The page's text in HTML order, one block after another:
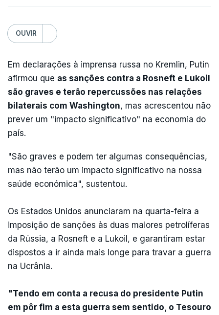
OUVIR
Em declarações à imprensa russa no Kremlin, Putin
afirmou que as sanções contra a Rosneft e Lukoil
são graves e terão repercussões nas relações
bilaterais com Washington, mas acrescentou não
prever um "impacto significativo" na economia do
país.
"São graves e podem ter algumas consequências,
mas não terão um impacto significativo na nossa
saúde económica", sustentou.
Os Estados Unidos anunciaram na quarta-feira a
imposição de sanções às duas maiores petrolíferas
da Rússia, a Rosneft e a Lukoil, e garantiram estar
dispostos a ir ainda mais longe para travar a guerra
na Ucrânia.
"Tendo em conta a recusa do presidente Putin
em pôr fim a esta guerra sem sentido, o Tesouro